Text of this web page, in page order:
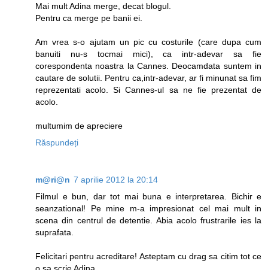
Mai mult Adina merge, decat blogul.
Pentru ca merge pe banii ei.
Am vrea s-o ajutam un pic cu costurile (care dupa cum
banuiti nu-s tocmai mici), ca intr-adevar sa fie
corespondenta noastra la Cannes. Deocamdata suntem in
cautare de solutii. Pentru ca,intr-adevar, ar fi minunat sa fim
reprezentati acolo. Si Cannes-ul sa ne fie prezentat de
acolo.
multumim de apreciere
Răspundeți
m@ri@n 7 aprilie 2012 la 20:14
Filmul e bun, dar tot mai buna e interpretarea. Bichir e
seanzational! Pe mine m-a impresionat cel mai mult in
scena din centrul de detentie. Abia acolo frustrarile ies la
suprafata.
Felicitari pentru acreditare! Asteptam cu drag sa citim tot ce
o sa scrie Adina.